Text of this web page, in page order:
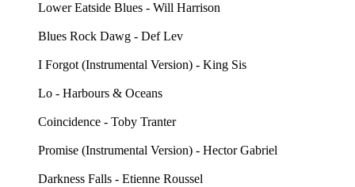
Lower Eatside Blues - Will Harrison
Blues Rock Dawg - Def Lev
I Forgot (Instrumental Version) - King Sis
Lo - Harbours & Oceans
Coincidence - Toby Tranter
Promise (Instrumental Version) - Hector Gabriel
Darkness Falls - Etienne Roussel